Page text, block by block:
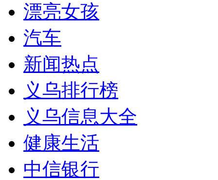
漂亮女孩
汽车
新闻热点
义乌排行榜
义乌信息大全
健康生活
中信银行